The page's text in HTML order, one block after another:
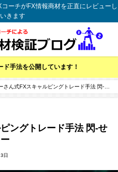
ーチがFX情報商材を正直にレビューし
きます
ド手法を公開しています！
さん式FXスキャルピングトレード手法 閃-せ
ングトレード手法 閃-せ
日